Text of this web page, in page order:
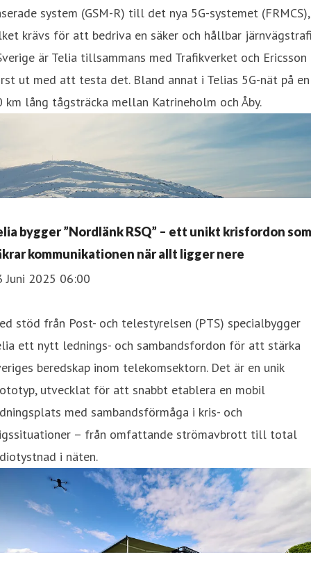
system (GSM-R) till det nya 5G-systemet (FRMCS),
krävs för att bedriva en säker och hållbar
är Telia tillsammans med Trafikverket och Ericsson
ut med att testa det. Bland annat i Telias 5G-nät på en
km lång tågsträcka mellan Katrineholm och Åby.
bygger ”Nordlänk RSQ” – ett unikt krisfordon som
kommunikationen när allt ligger nere
Juni 2025 06:00
stöd från Post- och telestyrelsen (PTS) specialbygger
ett nytt lednings- och sambandsfordon för att stärka
beredskap inom telekomsektorn. Det är en unik
utvecklat för att snabbt etablera en mobil
med sambandsförmåga i kris- och
– från omfattande strömavbrott till total
i näten.